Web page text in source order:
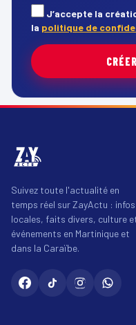
J’accepte la
la politique de
Suivez toute l'actualité en
temps réel sur ZayActu : infos
locales, faits divers, culture
événements en Martinique et
dans la Caraïbe.